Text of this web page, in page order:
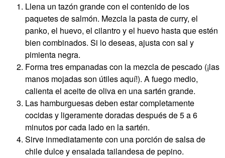
Llena un tazón grande con el contenido de los
paquetes de salmón. Mezcla la pasta de curry, el
panko, el huevo, el cilantro y el huevo hasta que estén
bien combinados. Si lo deseas, ajusta con sal y
pimienta negra.
Forma tres empanadas con la mezcla de pescado (¡las
manos mojadas son útiles aquí!). A fuego medio,
calienta el aceite de oliva en una sartén grande.
Las hamburguesas deben estar completamente
cocidas y ligeramente doradas después de 5 a 6
minutos por cada lado en la sartén.
Sirve inmediatamente con una porción de salsa de
chile dulce y ensalada tailandesa de pepino.